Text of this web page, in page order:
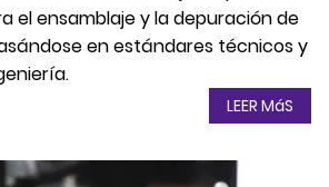
el ensamblaje y la depuración de
en estándares técnicos y
LEER MáS